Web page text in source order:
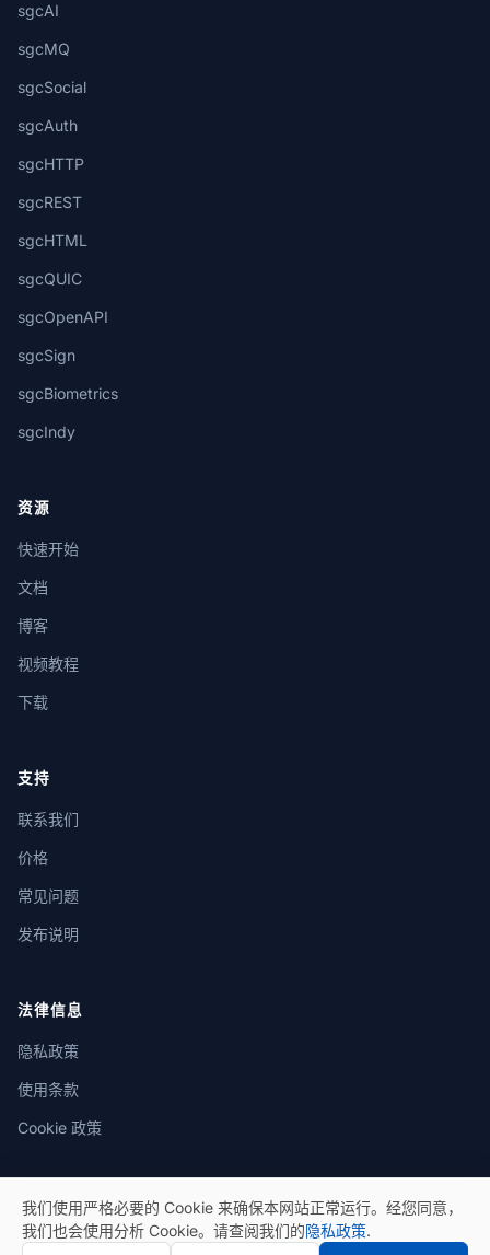
sgcAI
sgcMQ
sgcSocial
sgcAuth
sgcHTTP
sgcREST
sgcHTML
sgcQUIC
sgcOpenAPI
sgcSign
sgcBiometrics
sgcIndy
资源
快速开始
文档
博客
视频教程
下载
支持
联系我们
价格
常见问题
发布说明
法律信息
隐私政策
使用条款
Cookie 政策
© 2026 eSeGeCe。保留所有权利。
我们使用严格必要的 Cookie 来确保本网站正常运行。经您同意，
我们也会使用分析 Cookie。请查阅我们的隐私政策.